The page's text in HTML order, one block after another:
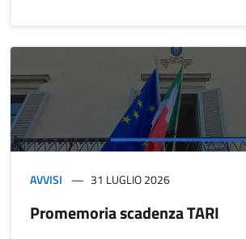
AVVISI 31 LUGLIO 2026
Promemoria scadenza TARI